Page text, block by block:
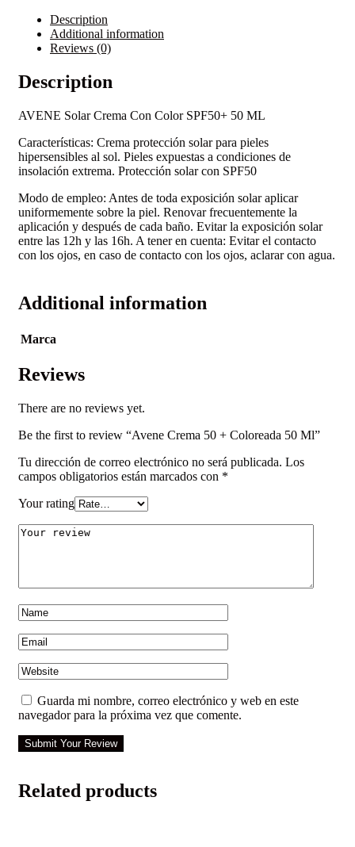
quantity
Description
Additional information
Reviews (0)
Description
AVENE Solar Crema Con Color SPF50+ 50 ML
Características: Crema protección solar para pieles
hipersensibles al sol. Pieles expuestas a condiciones de
insolación extrema. Protección solar con SPF50
Modo de empleo: Antes de toda exposición solar aplicar
uniformemente sobre la piel. Renovar frecuentemente la
aplicación y después de cada baño. Evitar la exposición solar
entre las 12h y las 16h. A tener en cuenta: Evitar el contacto
con los ojos, en caso de contacto con los ojos, aclarar con agua.
Additional information
Marca
Reviews
There are no reviews yet.
Be the first to review “Avene Crema 50 + Coloreada 50 Ml”
Tu dirección de correo electrónico no será publicada. Los
campos obligatorios están marcados con *
Your rating
Guarda mi nombre, correo electrónico y web en este
navegador para la próxima vez que comente.
Submit Your Review
Related products